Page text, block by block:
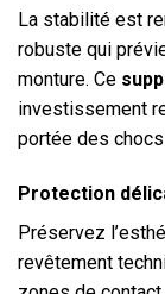
La stabilité est
robuste qui
monture. Ce
investissement
portée des
Protection
Préservez
revêtement